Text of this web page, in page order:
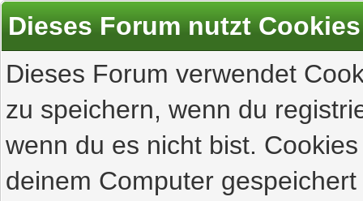
Dieses Forum nutzt Cookies
Dieses Forum verwendet
zu speichern, wenn du
wenn du es nicht bist.
deinem Computer